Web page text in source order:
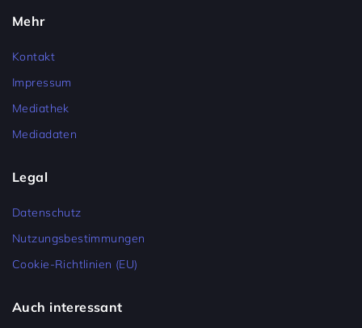
Mehr
Kontakt
Impressum
Mediathek
Mediadaten
Legal
Datenschutz
Nutzungsbestimmungen
Cookie-Richtlinien (EU)
Auch interessant